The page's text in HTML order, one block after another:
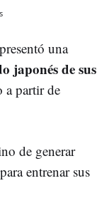
una
japonés de sus
a partir de
de generar
entrenar sus